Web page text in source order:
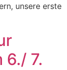
unsere erste
6./ 7.